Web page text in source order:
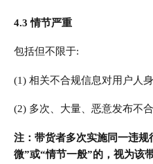
4.3 情节严重
包括但不限于:
(1) 相关不合规信息对用户人
(2) 多次、大量、恶意发布不合
注：带货者多次实施同一违
微”或“情节一般”的，视为该